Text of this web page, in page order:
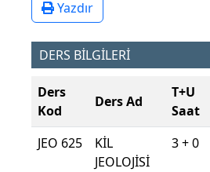
Yazdır
DERS BİLGİLERİ
Ders
Kod
Ders Ad
T+U
Saat
JEO 625
KİL
JEOLOJİSİ
3 + 0